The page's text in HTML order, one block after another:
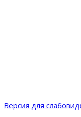
Версия для